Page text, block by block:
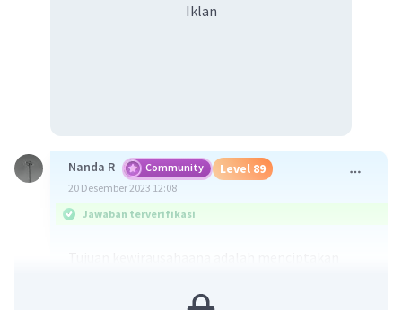
Iklan
Nanda R Community Level 89
20 Desember 2023 12:08
Jawaban terverifikasi
masalah yang berkaitan dengan bidang usaha.